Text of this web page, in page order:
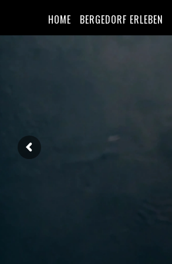
HOME BERGEDORF ERLEBEN